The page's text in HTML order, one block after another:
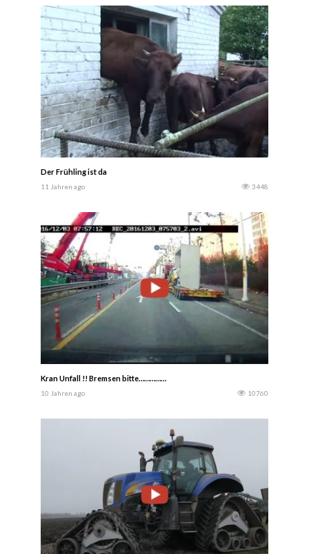
Der Frühling ist da
11 Jahren ago 3448
Kran Unfall !! Bremsen bitte……………
10 Jahren ago 10760